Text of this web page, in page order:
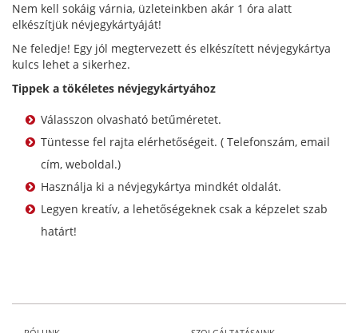
Nem kell sokáig várnia, üzleteinkben akár 1 óra alatt
elkészítjük névjegykártyáját!
Ne feledje! Egy jól megtervezett és elkészített névjegykártya
kulcs lehet a sikerhez.
Tippek a tökéletes névjegykártyához
Válasszon olvasható betűméretet.
Tüntesse fel rajta elérhetőségeit. ( Telefonszám, email
cím, weboldal.)
Használja ki a névjegykártya mindkét oldalát.
Legyen kreatív, a lehetőségeknek csak a képzelet szab
határt!